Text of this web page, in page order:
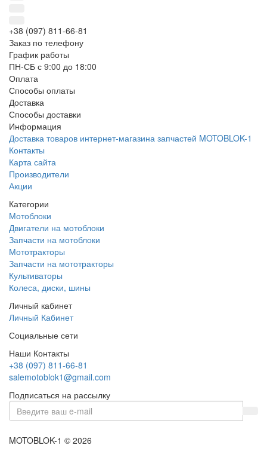
+38 (097) 811-66-81
Заказ по телефону
График работы
ПН-СБ с 9:00 до 18:00
Оплата
Способы оплаты
Доставка
Способы доставки
Информация
Доставка товаров интернет-магазина запчастей MOTOBLOK-1
Контакты
Карта сайта
Производители
Акции
Категории
Мотоблоки
Двигатели на мотоблоки
Запчасти на мотоблоки
Мототракторы
Запчасти на мототракторы
Культиваторы
Колеса, диски, шины
Личный кабинет
Личный Кабинет
Социальные сети
Наши Контакты
+38 (097) 811-66-81
salemotoblok1@gmail.com
Подписаться на рассылку
MOTOBLOK-1 © 2026